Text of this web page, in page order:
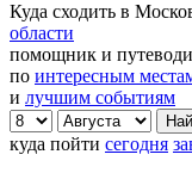
Куда сходить в
области
помощник и
по интересным
и лучшим событиям
куда пойти сегодня